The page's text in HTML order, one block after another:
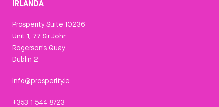
IRLANDA
Prosperity Suite 10236
Unit 1, 77 Sir John
Rogerson's Quay
Dublin 2
info@prosperity.ie
+353 1 544 8723